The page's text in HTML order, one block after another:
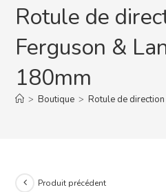
Rotule de
Ferguson &
180mm
> Boutique > Rotule de
Produit précédent